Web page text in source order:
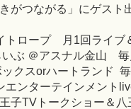
がつながる」にゲスト
ロープ 月1回ライブ
ぶ ＠アスナル金山 毎
クスorハートランド
ンターテインメント
子TVトークショー＆八